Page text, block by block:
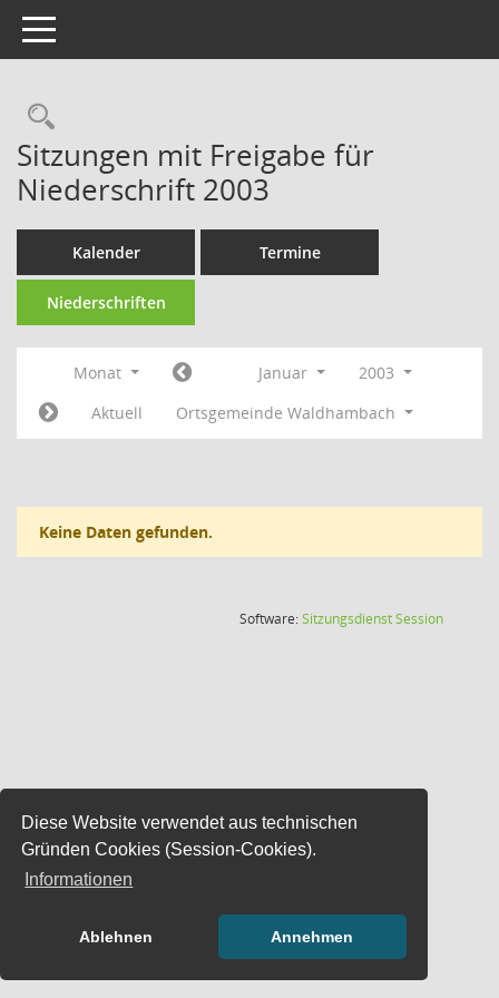
Diese Website verwendet aus technischen
Gründen Cookies (Session-Cookies).
Informationen
Ablehnen Annehmen
Toggle navigation
Rechercheauswahl
Sitzungen mit Freigabe für
Niederschrift 2003
Kalender Termine
Niederschriften
Monat Januar
2003
Aktuell
Ortsgemeinde Waldhambach
Keine Daten gefunden.
Software:SitzungsdienstSession(Wird in